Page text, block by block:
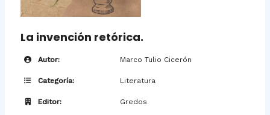
La invención retórica.
Autor: Marco Tulio Cicerón
Categoría: Literatura
Editor: Gredos